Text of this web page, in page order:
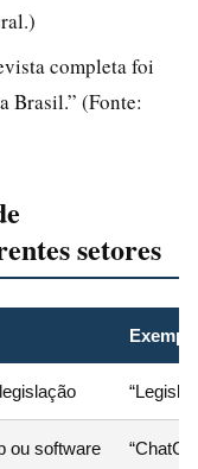
completa foi
Brasil.” (Fonte:
setores
ou software